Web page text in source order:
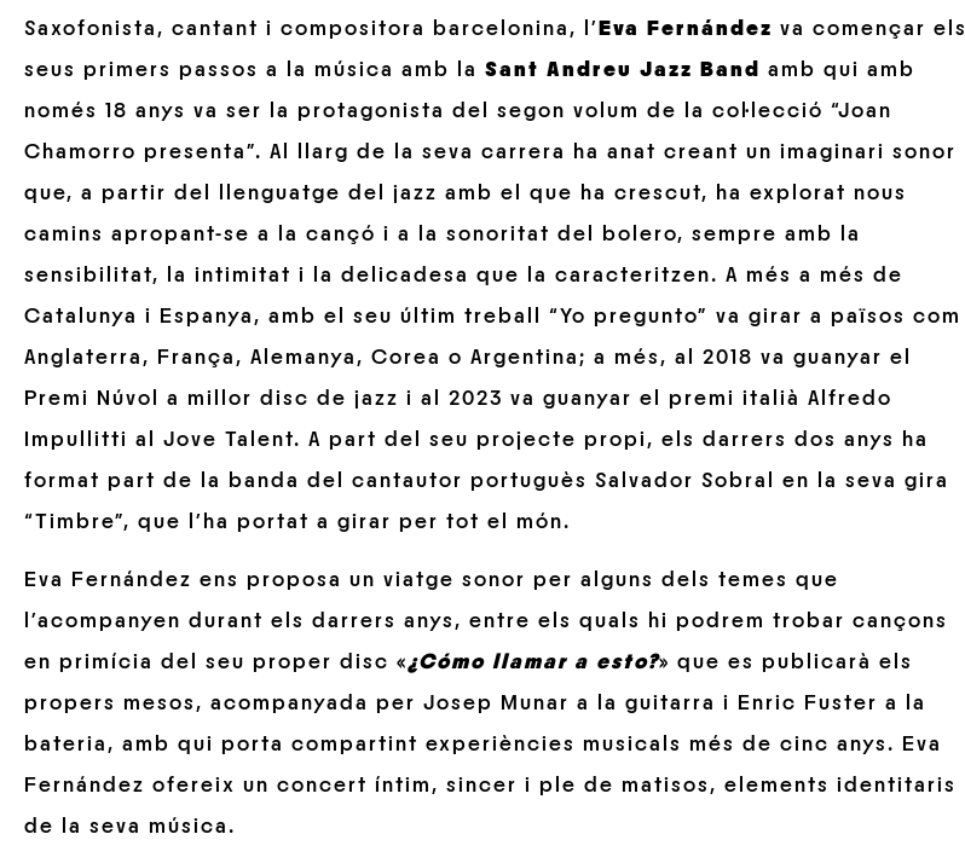
Saxofonista, cantant i compositora barcelonina, l’ Eva Fernández va començar els
seus primers passos a la música amb la Sant Andreu Jazz Band
amb qui amb
només 18 anys va ser la protagonista del segon volum de la col·lecció “Joan
Chamorro presenta”. Al llarg de la seva carrera ha anat creant un imaginari sonor
que, a partir del llenguatge del jazz amb el que ha crescut, ha explorat nous
camins apropant-se a la cançó i a la sonoritat del bolero, sempre amb la
sensibilitat, la intimitat i la delicadesa que la caracteritzen. A més a més de
Catalunya i Espanya, amb el seu últim treball “Yo pregunto” va girar a països com
Anglaterra, França, Alemanya, Corea o Argentina; a més, al 2018 va guanyar el
Premi Núvol a millor disc de jazz i al 2023 va guanyar el premi italià Alfredo
Impullitti al Jove Talent. A part del seu projecte propi, els darrers dos anys ha
format part de la banda del cantautor portuguès Salvador Sobral en la seva gira
“Timbre”, que l’ha portat a girar per tot el món.
Eva Fernández ens proposa un viatge sonor per alguns dels temes que
l’acompanyen durant els darrers anys, entre els quals hi podrem trobar cançons
en primícia del seu proper disc «¿Cómo llamar a esto?» que es publicarà els
propers mesos, acompanyada per Josep Munar a la guitarra i Enric Fuster a la
bateria, amb qui porta compartint experiències musicals més de cinc anys. Eva
Fernández ofereix un concert íntim, sincer i ple de matisos, elements identitaris
de la seva música.